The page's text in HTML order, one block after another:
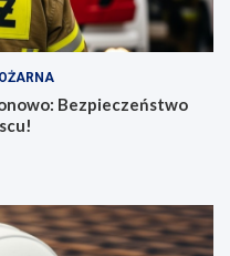
Bezpieczeństwo